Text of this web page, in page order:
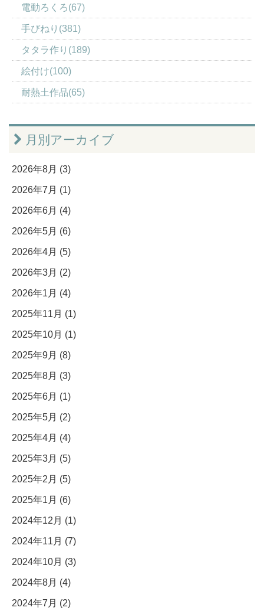
電動ろくろ(67)
手びねり(381)
タタラ作り(189)
絵付け(100)
耐熱土作品(65)
月別アーカイブ
2026年8月 (3)
2026年7月 (1)
2026年6月 (4)
2026年5月 (6)
2026年4月 (5)
2026年3月 (2)
2026年1月 (4)
2025年11月 (1)
2025年10月 (1)
2025年9月 (8)
2025年8月 (3)
2025年6月 (1)
2025年5月 (2)
2025年4月 (4)
2025年3月 (5)
2025年2月 (5)
2025年1月 (6)
2024年12月 (1)
2024年11月 (7)
2024年10月 (3)
2024年8月 (4)
2024年7月 (2)